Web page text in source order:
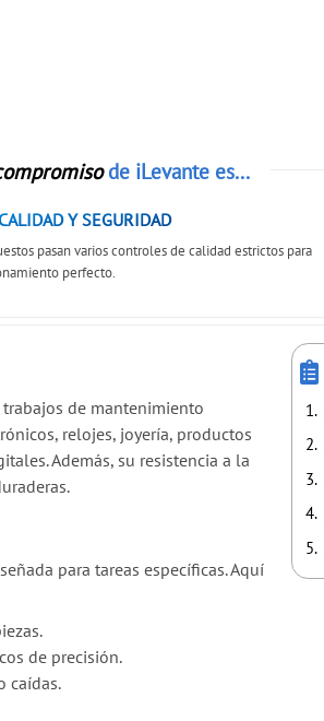
de iLevante es...
Y SEGURIDAD
pasan varios controles de calidad estrictos para
perfecto.
de mantenimiento
relojes, joyería, productos
Además, su resistencia a la
para tareas específicas. Aquí
de precisión.
caídas.